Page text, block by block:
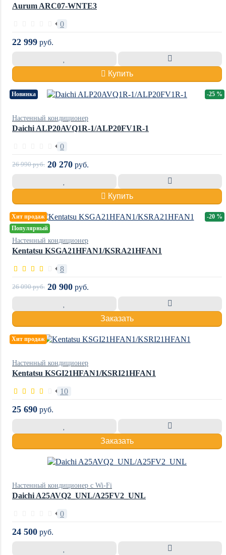
Aurum ARC07-WNTE3
0
22 999 руб.
Купить
Новинка
Настенный кондиционер
Daichi ALP20AVQ1R-1/ALP20FV1R-1
0
-25 %
26 990руб. 20 270 руб.
Купить
Хит продаж
Популярный
Настенный кондиционер
Kentatsu KSGA21HFAN1/KSRA21HFAN1
8
-20 %
26 090руб. 20 900 руб.
Заказать
Хит продаж
Настенный кондиционер
Kentatsu KSGI21HFAN1/KSRI21HFAN1
10
25 690 руб.
Заказать
Настенный кондиционер с Wi-Fi
Daichi A25AVQ2_UNL/A25FV2_UNL
0
24 500 руб.